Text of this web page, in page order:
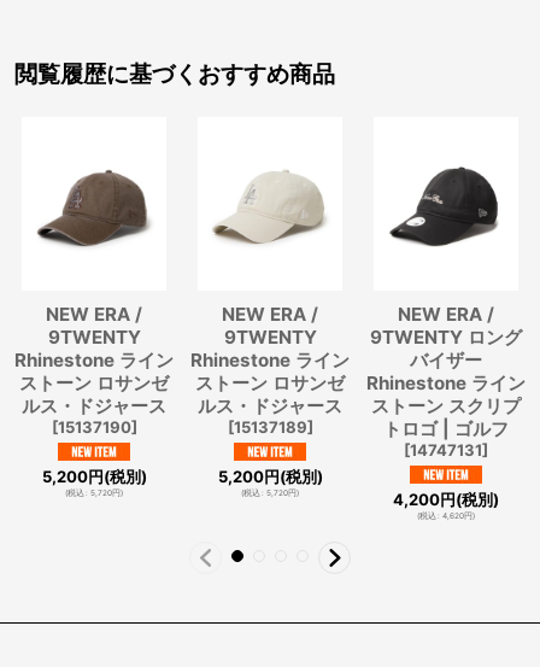
閲覧履歴に基づくおすすめ商品
NEW ERA /
9TWENTY
Rhinestone ライン
ストーン ロサンゼ
ルス・ドジャース
[15137190]
5,200円(税別)
(税込: 5,720円)
NEW ERA /
9TWENTY
Rhinestone ライン
ストーン ロサンゼ
ルス・ドジャース
[15137189]
5,200円(税別)
(税込: 5,720円)
NEW ERA /
9TWENTY ロング
バイザー
Rhinestone ライン
ストーン スクリプ
トロゴ | ゴルフ
[14747131]
4,200円(税別)
(税込: 4,620円)